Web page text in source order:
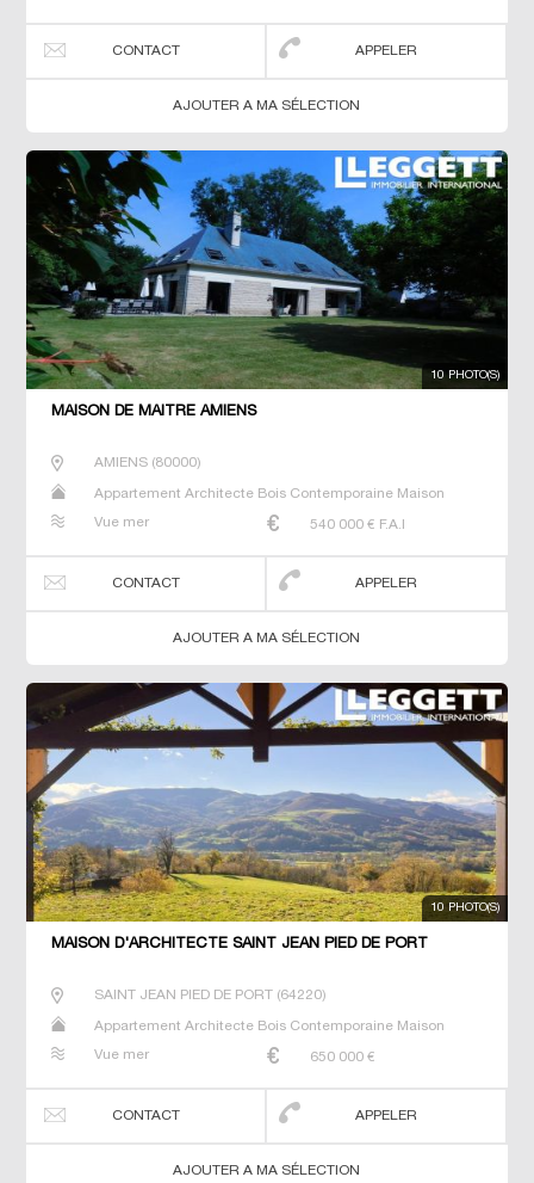
CONTACT APPELER
AJOUTER A MA SÉLECTION
10 PHOTO(S)
MAISON DE MAÎTRE AMIENS
AMIENS(80000)
Appartement Architecte Bois Contemporaine Maison
Vue mer
540 000 € F.A.I
CONTACT APPELER
AJOUTER A MA SÉLECTION
10 PHOTO(S)
MAISON D'ARCHITECTE SAINT JEAN PIED DE PORT
SAINT JEAN PIED DE PORT(64220)
Appartement Architecte Bois Contemporaine Maison
Vue mer
650 000 €
CONTACT APPELER
AJOUTER A MA SÉLECTION